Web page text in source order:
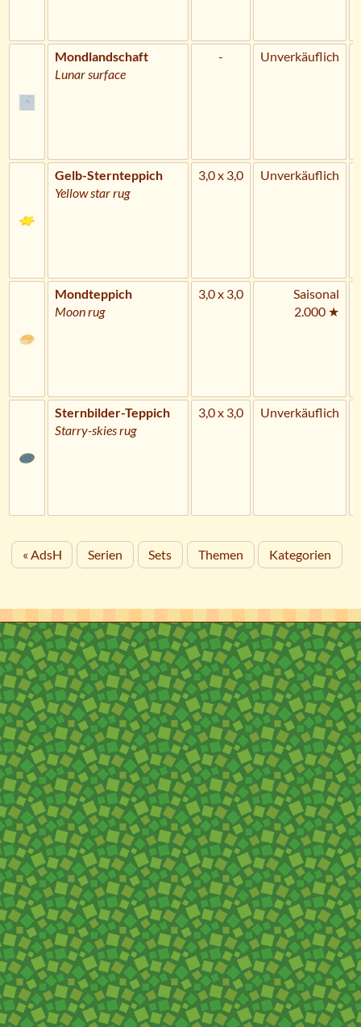
Mondlandschaft
Lunar surface
- Unverkäuflich
Gelb-Sternteppich
Yellow star rug
3,0 x 3,0 Unverkäuflich
Mondteppich
Moon rug
3,0 x 3,0
Saisonal
2.000 ★
Sternbilder-Teppich
Starry-skies rug
3,0 x 3,0 Unverkäuflich
« AdsH Serien Sets Themen Kategorien